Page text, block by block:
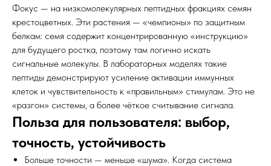
Фокус — на низкомолекулярных пептидных фракциях семян
крестоцветных. Эти растения — «чемпионы» по защитным
белкам: семя содержит концентрированную «инструкцию»
для будущего ростка, поэтому там логично искать
сигнальные молекулы. В лабораторных моделях такие
пептиды демонстрируют усиление активации иммунных
клеток и чувствительность к «правильным» стимулам. Это не
«разгон» системы, а более чёткое считывание сигнала.
Польза для пользователя: выбор,
точность, устойчивость
Больше точности — меньше «шума». Когда система